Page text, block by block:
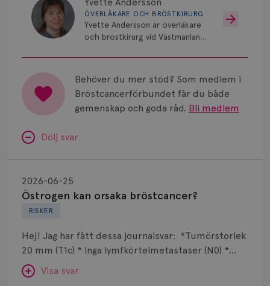
ÖVERLÄKARE OCH BRÖSTKIRURG
Yvette Andersson är överläkare
och bröstkirurg vid Västmanlands
Behöver du mer stöd? Som medlem i
Bröstcancerförbundet får du både
gemenskap och goda råd. Bli medlem
Dölj svar
RISKER
Östrogen kan orsaka bröstcancer?
2026-06-25
Hej! Jag har fått dessa journalsvar: *Tumörstorlek
20 mm (T1c) * Inga lymfkörtelmetastaser (N0) *
Grad 1 * Luminal A-lik * ER- och PR-positiv * HER2-
negativ * Ingen multifokalitet Det jag undrar är
Visa svar
orsaka
bröstcancer?